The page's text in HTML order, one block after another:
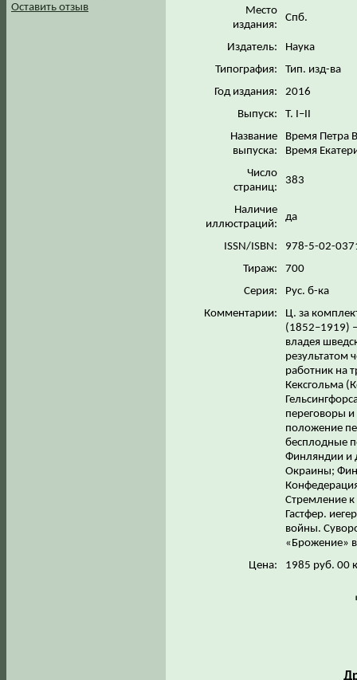
Оставить отзыв
Место
издания:
Спб.
Издатель:
Наука
Типография:
Тип. изд-ва
Год издания:
2016
Выпуск:
Т. I–II
Название
выпуска:
Время Петра
Время
Число
страниц:
383
Наличие
иллюстраций:
да
ISSN/ISBN:
978-5-02-
Тираж:
700
Серия:
Рус. б-ка
Комментарии:
Ц. за
(1852–1919)
владея
результатом
работник на
Кексгольма
переговоры
положение
бесплодные
Финляндии и
Окраины;
Стремление
Гастфер.
войны.
«Брожение»
Цена:
1985 руб. 00